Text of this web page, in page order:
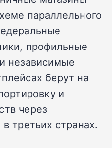
параллельного
профильные
независимые
берут на
и
через
третьих странах.